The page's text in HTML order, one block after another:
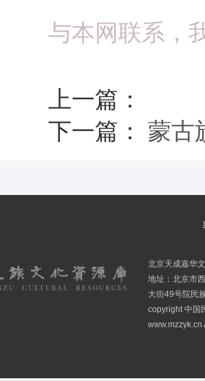
与本网联系，
上一篇：
下一篇： 蒙古
北京天成嘉华
地址：北京市
大街49号院民
copyright 中国